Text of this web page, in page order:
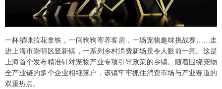
一杯猫咪拉花拿铁，一间狗狗寄养客房，一场宠物趣味挑战赛……走
进上海市崇明区竖新镇，一系列乡村消费新场景令人眼前一亮。这是
上海首个发布精准针对宠物产业专项引导政策的乡镇。随着围绕宠物
全产业链的多个企业相继落户，该镇牢牢抓住消费市场与产业赛道的
双重热点。